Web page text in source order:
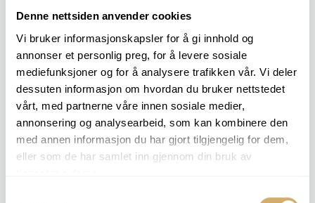
Denne nettsiden anvender cookies
Vi bruker informasjonskapsler for å gi innhold og
annonser et personlig preg, for å levere sosiale
mediefunksjoner og for å analysere trafikken vår. Vi deler
dessuten informasjon om hvordan du bruker nettstedet
vårt, med partnerne våre innen sosiale medier,
annonsering og analysearbeid, som kan kombinere den
med annen informasjon du har gjort tilgjengelig for dem,
eller som de har samlet inn gjennom din bruk av
etterfylling, utskifting eller justering for å unngå skade på
RELEVANTE ANALYSEPAKKER
COOLANT 1
COOLANT 2
COOLANT 3
COOLANT 4